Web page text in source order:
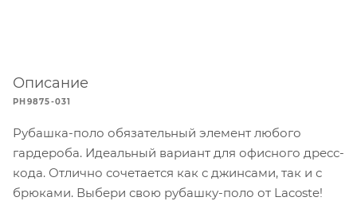
Описание
PH9875-031
Рубашка-поло обязательный элемент любого
гардероба. Идеальный вариант для офисного дресс-
кода. Отлично сочетается как с джинсами, так и с
брюками. Выбери свою рубашку-поло от Lacoste!